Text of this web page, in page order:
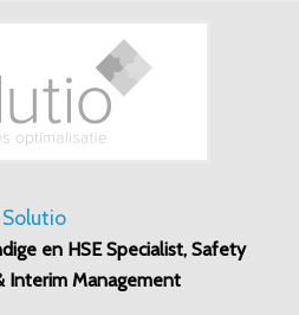
Solutio
en HSE Specialist, Safety
Interim Management